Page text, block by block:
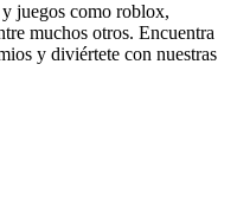
juegos como roblox,
muchos otros. Encuentra
y diviértete con nuestras